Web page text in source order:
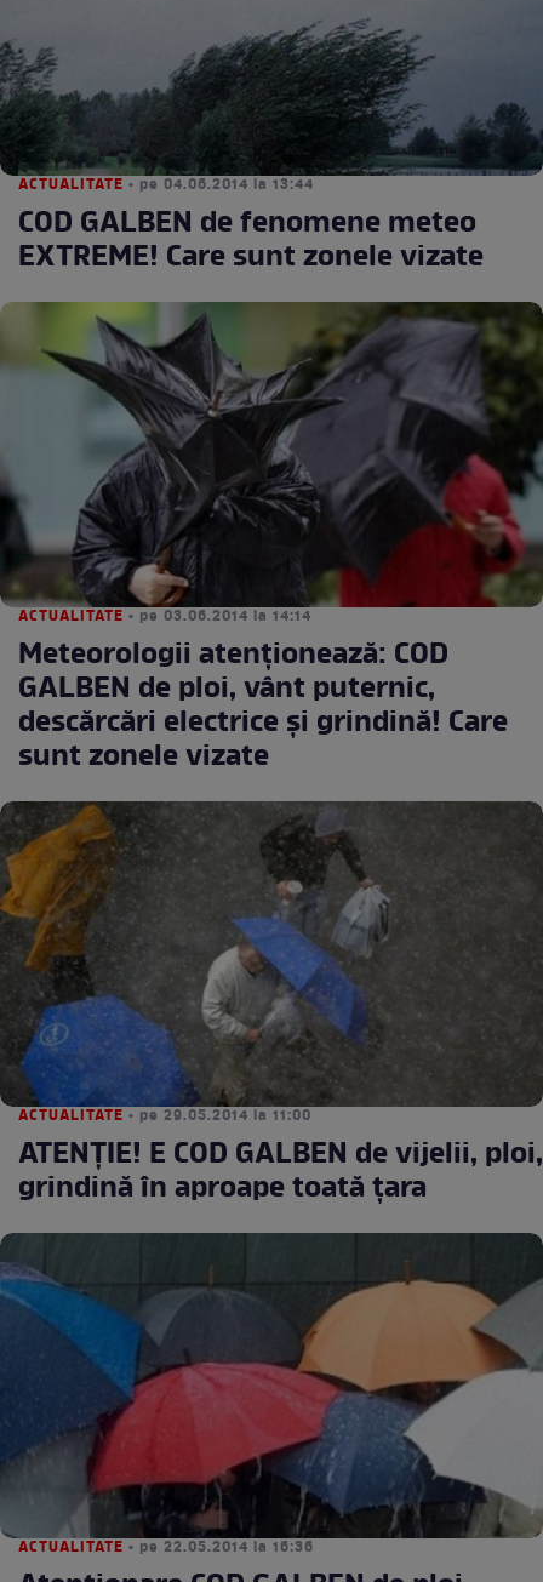
ACTUALITATE • pe 04.06.2014 la 13:44
COD GALBEN de fenomene meteo
EXTREME! Care sunt zonele vizate
ACTUALITATE • pe 03.06.2014 la 14:14
Meteorologii atenţionează: COD
GALBEN de ploi, vânt puternic,
descărcări electrice şi grindină! Care
sunt zonele vizate
ACTUALITATE • pe 29.05.2014 la 11:00
ATENŢIE! E COD GALBEN de vijelii, ploi,
grindină în aproape toată ţara
ACTUALITATE • pe 22.05.2014 la 16:36